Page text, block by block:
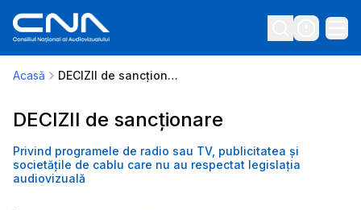
Acasă DECIZII de sancționare
DECIZII de sancționare
Privind programele de radio sau TV, publicitatea și
societățile de cablu care nu au respectat legislația
audiovizuală